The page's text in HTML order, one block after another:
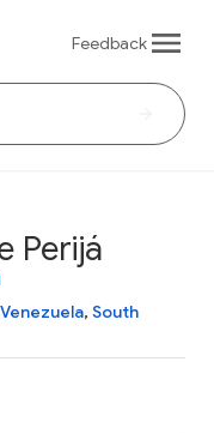
Feedback
Perijá
Venezuela, South